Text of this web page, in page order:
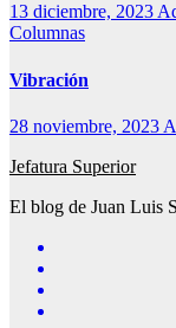
13 diciembre, 2023
Columnas
Vibración
28 noviembre, 2023
Jefatura Superior
El blog de Juan Luis